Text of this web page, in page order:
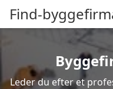
Find-
Leder du efter et